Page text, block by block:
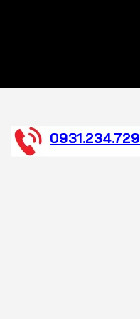
0931.234.729